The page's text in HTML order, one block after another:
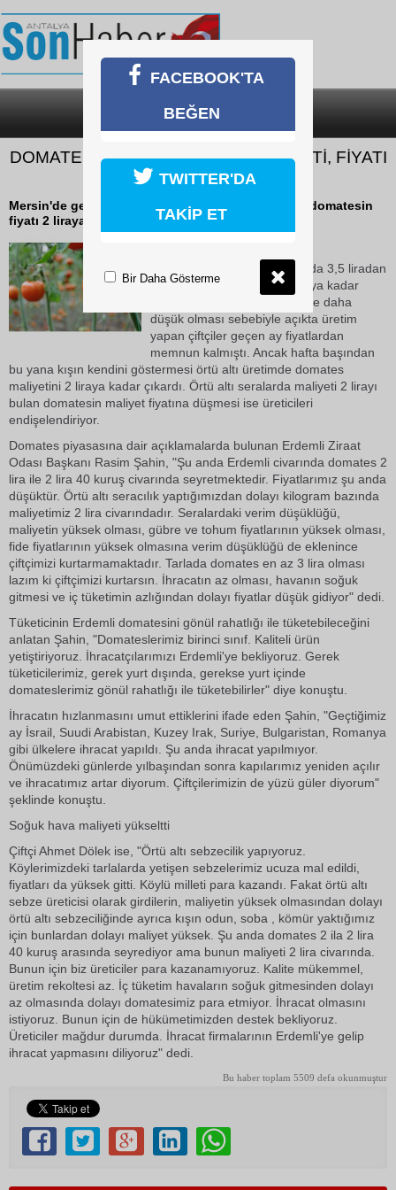
SON DAKİKA
DOMATESTE KIŞ MALİYETİ YÜKSELTTİ, FİYATI
DÜŞÜRDÜ
Mersin'de geçtiğimiz ay tarlada 3,5 liradan satılan domatesin
fiyatı 2 liraya kadar düştü.
Mersin'de geçtiğimiz ay tarlada 3,5 liradan
satılan domatesin fiyatı 2 liraya kadar
düştü. Maliyeti örtü altına göre daha
düşük olması sebebiyle açıkta üretim
yapan çiftçiler geçen ay fiyatlardan
memnun kalmıştı. Ancak hafta başından
bu yana kışın kendini göstermesi örtü altı üretimde domates
maliyetini 2 liraya kadar çıkardı. Örtü altı seralarda maliyeti 2 lirayı
bulan domatesin maliyet fiyatına düşmesi ise üreticileri
endişelendiriyor.
Domates piyasasına dair açıklamalarda bulunan Erdemli Ziraat
Odası Başkanı Rasim Şahin, "Şu anda Erdemli civarında domates 2
lira ile 2 lira 40 kuruş civarında seyretmektedir. Fiyatlarımız şu anda
düşüktür. Örtü altı seracılık yaptığımızdan dolayı kilogram bazında
maliyetimiz 2 lira civarındadır. Seralardaki verim düşüklüğü,
maliyetin yüksek olması, gübre ve tohum fiyatlarının yüksek olması,
fide fiyatlarının yüksek olmasına verim düşüklüğü de eklenince
çiftçimizi kurtarmamaktadır. Tarlada domates en az 3 lira olması
lazım ki çiftçimizi kurtarsın. İhracatın az olması, havanın soğuk
gitmesi ve iç tüketimin azlığından dolayı fiyatlar düşük gidiyor" dedi.
Tüketicinin Erdemli domatesini gönül rahatlığı ile tüketebileceğini
anlatan Şahin, "Domateslerimiz birinci sınıf. Kaliteli ürün
yetiştiriyoruz. İhracatçılarımızı Erdemli'ye bekliyoruz. Gerek
tüketicilerimiz, gerek yurt dışında, gerekse yurt içinde
domateslerimiz gönül rahatlığı ile tüketebilirler" diye konuştu.
İhracatın hızlanmasını umut ettiklerini ifade eden Şahin, "Geçtiğimiz
ay İsrail, Suudi Arabistan, Kuzey Irak, Suriye, Bulgaristan, Romanya
gibi ülkelere ihracat yapıldı. Şu anda ihracat yapılmıyor.
Önümüzdeki günlerde yılbaşından sonra kapılarımız yeniden açılır
ve ihracatımız artar diyorum. Çiftçilerimizin de yüzü güler diyorum"
şeklinde konuştu.
Soğuk hava maliyeti yükseltti
Çiftçi Ahmet Dölek ise, "Örtü altı sebzecilik yapıyoruz.
Köylerimizdeki tarlalarda yetişen sebzelerimiz ucuza mal edildi,
fiyatları da yüksek gitti. Köylü milleti para kazandı. Fakat örtü altı
sebze üreticisi olarak girdilerin, maliyetin yüksek olmasından dolayı
örtü altı sebzeciliğinde ayrıca kışın odun, soba , kömür yaktığımız
için bunlardan dolayı maliyet yüksek. Şu anda domates 2 ila 2 lira
40 kuruş arasında seyrediyor ama bunun maliyeti 2 lira civarında.
Bunun için biz üreticiler para kazanamıyoruz. Kalite mükemmel,
üretim rekoltesi az. İç tüketim havaların soğuk gitmesinden dolayı
az olmasında dolayı domatesimiz para etmiyor. İhracat olmasını
istiyoruz. Bunun için de hükümetimizden destek bekliyoruz.
Üreticiler mağdur durumda. İhracat firmalarının Erdemli'ye gelip
ihracat yapmasını diliyoruz" dedi.
Bu haber toplam 5509 defa okunmuştur
FACEBOOK'TA
BEĞEN
TWITTER'DA
TAKİP ET
Bir Daha Gösterme